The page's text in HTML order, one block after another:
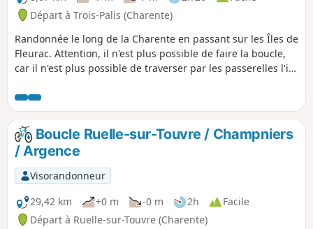
Départ à Trois-Palis (Charente)
Randonnée le long de la Charente en passant sur les Îles de
Fleurac. Attention, il n'est plus possible de faire la boucle,
car il n'est plus possible de traverser par les passerelles l'ile
Boucle Ruelle-sur-Touvre / Champniers
/ Argence
Visorandonneur
29,42 km
+0 m -0 m 2h
Facile
Départ à Ruelle-sur-Touvre (Charente)